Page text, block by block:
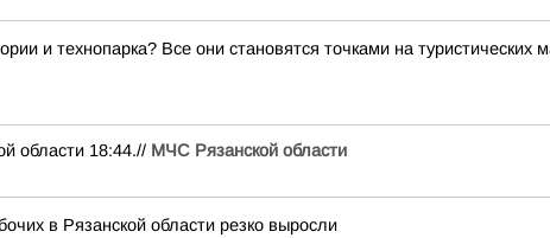
и технопарка? Все они становятся точками на туристических
области 18:44.// МЧС Рязанской области
в Рязанской области резко выросли